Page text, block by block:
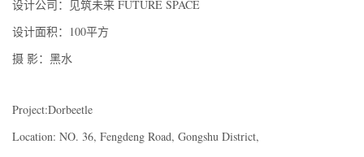
设计公司：见筑未来 FUTURE SPACE
设计面积：100平方
摄 影：黑水
Project:Dorbeetle
Location: NO. 36, Fengdeng Road, Gongshu District,